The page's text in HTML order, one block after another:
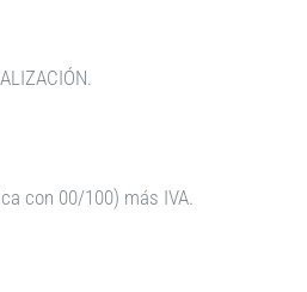
con 00/100) más IVA.